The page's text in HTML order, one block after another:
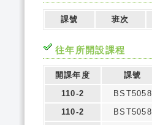
課號 班次
往年所開設課程
開課年度 課號
110-2
BST5058
110-2
BST5058